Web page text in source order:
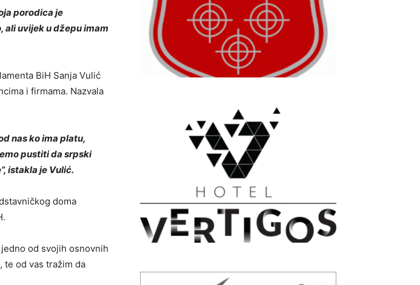
porodica je
ali uvijek u džepu imam
BiH Sanja Vulić
i firmama. Nazvala
nas ko ima platu,
pustiti da srpski
istakla je Vulić.
doma
od svojih osnovnih
te od vas tražim da